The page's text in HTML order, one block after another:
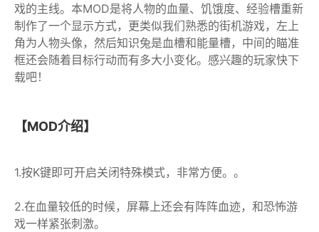
戏的主线。本MOD是将人物的血量、饥饿度、经验槽重新
制作了一个显示方式，更类似我们熟悉的街机游戏，左上
角为人物头像，然后知识兔是血槽和能量槽，中间的瞄准
框还会随着目标行动而有多大小变化。感兴趣的玩家快下
载吧！
【MOD介绍】
1.按K键即可开启关闭特殊模式，非常方便。。
2.在血量较低的时候，屏幕上还会有阵阵血迹，和恐怖游
戏一样紧张刺激。